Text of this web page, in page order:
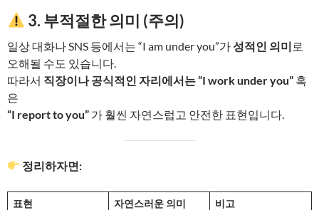
3. 부적절한 의미 (주의)
일상 대화나 SNS 등에서는 “I am under you”가 성적인 의미 로
오해될 수도 있습니다.
따라서 직장이나 공식적인 자리에서는 “I work under you” 혹
은
“I report to you” 가 훨씬 자연스럽고 안전한 표현입니다.
정리하자면:
표현 자연스러운 의미 비고